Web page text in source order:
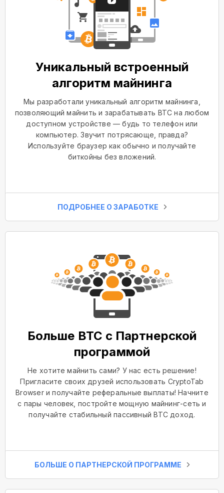
Уникальный встроенный
алгоритм майнинга
Мы разработали уникальный алгоритм майнинга,
позволяющий майнить и зарабатывать BTC на любом
доступном устройстве — будь то телефон или
компьютер. Звучит потрясающе, правда?
Используйте браузер как обычно и получайте
биткойны без вложений.
ПОДРОБНЕЕ О ЗАРАБОТКЕ
Больше BTC с Партнерской
программой
Не хотите майнить сами? У нас есть решение!
Пригласите своих друзей использовать CryptoTab
Browser и получайте реферальные выплаты! Начните
с пары человек, постройте мощную майнинг-сеть и
получайте стабильный пассивный BTC доход.
БОЛЬШЕ О ПАРТНЕРСКОЙ ПРОГРАММЕ